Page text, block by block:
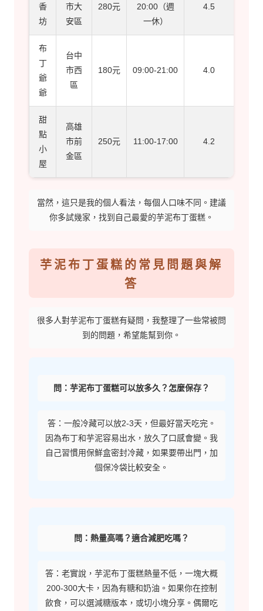
香
坊
市大
安區
280元
20:00（週
一休）
4.5
布
丁
爺
爺
台中
市西
區
180元 09:00-21:00 4.0
甜
點
小
屋
高雄
市前
金區
250元 11:00-17:00 4.2
當然，這只是我的個人看法，每個人口味不同。建議
你多試幾家，找到自己最愛的芋泥布丁蛋糕。
芋泥布丁蛋糕的常見問題與解
答
很多人對芋泥布丁蛋糕有疑問，我整理了一些常被問
到的問題，希望能幫到你。
問：芋泥布丁蛋糕可以放多久？怎麼保存？
答：一般冷藏可以放2-3天，但最好當天吃完。
因為布丁和芋泥容易出水，放久了口感會變。我
自己習慣用保鮮盒密封冷藏，如果要帶出門，加
個保冷袋比較安全。
問：熱量高嗎？適合減肥吃嗎？
答：老實說，芋泥布丁蛋糕熱量不低，一塊大概
200-300大卡，因為有糖和奶油。如果你在控制
飲食，可以選減糖版本，或切小塊分享。偶爾吃